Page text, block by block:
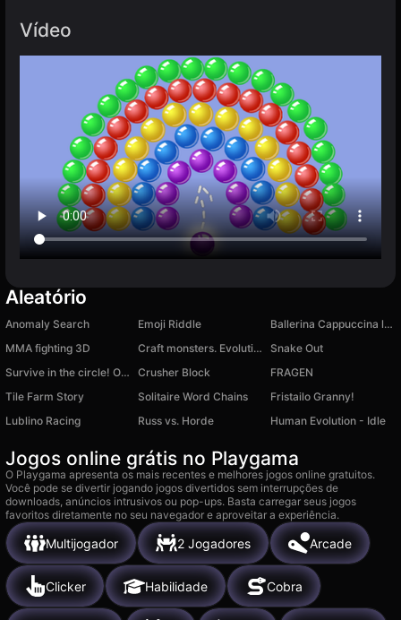
Vídeo
Aleatório
Anomaly Search Emoji Riddle
Ballerina Cappuccina loves Tung Tung Sahur
MMA fighting 3D
Craft monsters. Evolution
Snake Out
Survive in the circle! Obby
Crusher Block
FRAGEN
Tile Farm Story
Solitaire Word Chains
Fristailo Granny!
Lublino Racing
Russ vs. Horde Human Evolution - Idle
Jogos online grátis no Playgama
O Playgama apresenta os mais recentes e melhores jogos online gratuitos.
Você pode se divertir jogando jogos divertidos sem interrupções de
downloads, anúncios intrusivos ou pop-ups. Basta carregar seus jogos
favoritos diretamente no seu navegador e aproveitar a experiência.
Multijogador 2 Jogadores Arcade
Clicker Habilidade Cobra